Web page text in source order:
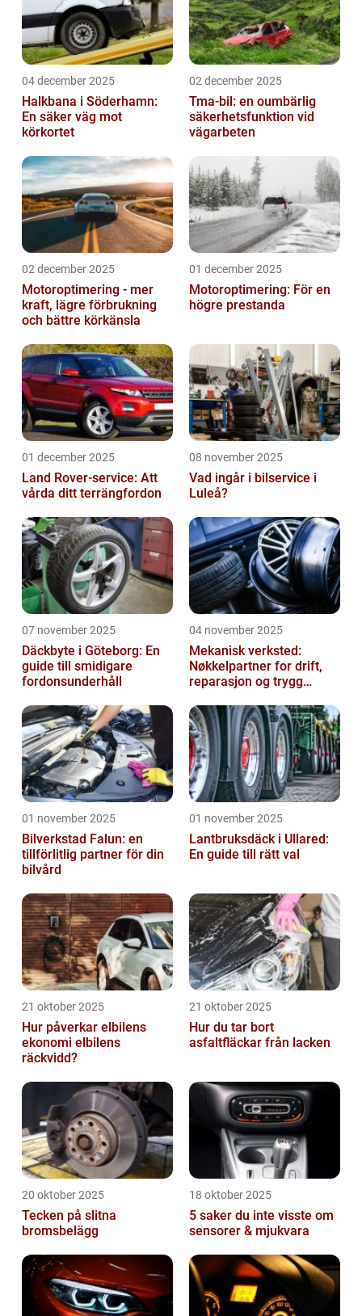
04 december 2025
Halkbana i Söderhamn:
En säker väg mot
körkortet
02 december 2025
Tma-bil: en oumbärlig
säkerhetsfunktion vid
vägarbeten
02 december 2025
Motoroptimering - mer
kraft, lägre förbrukning
och bättre körkänsla
01 december 2025
Motoroptimering: För en
högre prestanda
01 december 2025
Land Rover-service: Att
vårda ditt terrängfordon
08 november 2025
Vad ingår i bilservice i
Luleå?
07 november 2025
Däckbyte i Göteborg: En
guide till smidigare
fordonsunderhåll
04 november 2025
Mekanisk verksted:
Nøkkelpartner for drift,
reparasjon og trygg
01 november 2025
Bilverkstad Falun: en
tillförlitlig partner för din
bilvård
01 november 2025
Lantbruksdäck i Ullared:
En guide till rätt val
21 oktober 2025
Hur påverkar elbilens
ekonomi elbilens
räckvidd?
21 oktober 2025
Hur du tar bort
asfaltfläckar från lacken
20 oktober 2025
Tecken på slitna
bromsbelägg
18 oktober 2025
5 saker du inte visste om
sensorer & mjukvara